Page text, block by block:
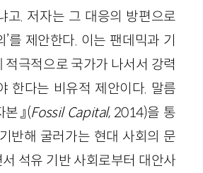
고. 저자는 그 대응의 방편으로
’를 제안한다. 이는 팬데믹과 기
적극적으로 국가가 나서서 강력
한다는 비유적 제안이다. 말름
본』(Fossil Capital, 2014)을 통
반해 굴러가는 현대 사회의 문
석유 기반 사회로부터 대안사